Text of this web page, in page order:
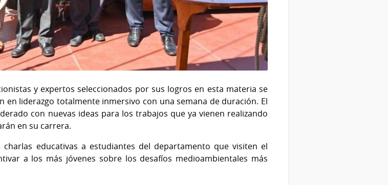
y expertos seleccionados por sus logros en esta materia se
en liderazgo totalmente inmersivo con una semana de duración. El
con nuevas ideas para los trabajos que ya vienen realizando
en su carrera.
educativas a estudiantes del departamento que visiten el
a los más jóvenes sobre los desafíos medioambientales más